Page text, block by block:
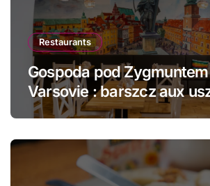
Restaurants
Gospoda pod
Varsovie : barszcz aux
pierogi face au Château